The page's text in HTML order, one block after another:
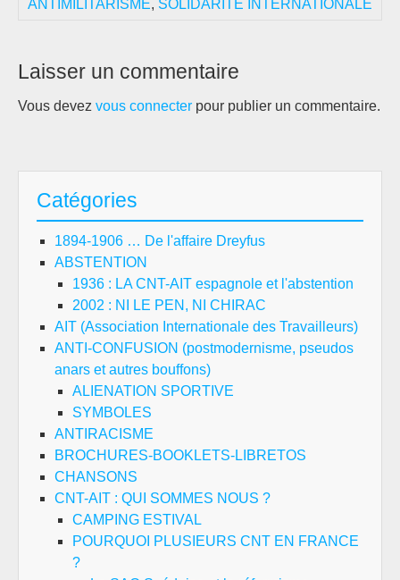
ANTIMILITARISME, SOLIDARITE INTERNATIONALE
Laisser un commentaire
Vous devez vous connecter pour publier un commentaire.
Catégories
1894-1906 … De l'affaire Dreyfus
ABSTENTION
1936 : LA CNT-AIT espagnole et l'abstention
2002 : NI LE PEN, NI CHIRAC
AIT (Association Internationale des Travailleurs)
ANTI-CONFUSION (postmodernisme, pseudos
anars et autres bouffons)
ALIENATION SPORTIVE
SYMBOLES
ANTIRACISME
BROCHURES-BOOKLETS-LIBRETOS
CHANSONS
CNT-AIT : QUI SOMMES NOUS ?
CAMPING ESTIVAL
POURQUOI PLUSIEURS CNT EN FRANCE
?